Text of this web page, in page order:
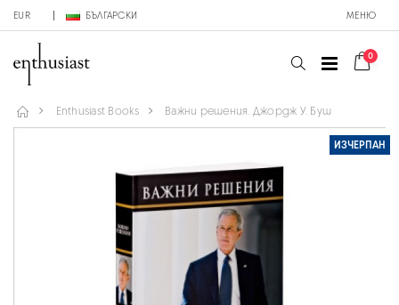
EUR БЪЛГАРСКИ МЕНЮ
0
Enthusiast Books Важни решения. Джордж У. Буш
ИЗЧЕРПАН